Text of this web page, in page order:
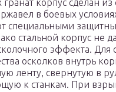
гранат корпус сделан из
в боевых
специальными
стальной корпус не
эффекта. Для
осколков внутрь
ленту, свернутую в
к станкам. При